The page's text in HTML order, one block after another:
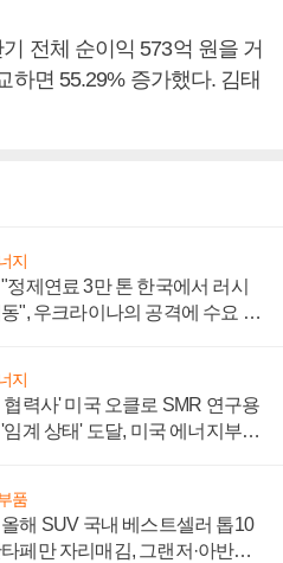
전체 순이익 573억 원을 거
하면 55.29% 증가했다. 김태
지
정제연료 3만 톤 한국에서 러시
", 우크라이나의 공격에 수요 늘
지
협력사' 미국 오클로 SMR 연구용
임계 상태' 도달, 미국 에너지부
품
해 SUV 국내 베스트셀러 톱10
페만 자리매김, 그랜저·아반떼